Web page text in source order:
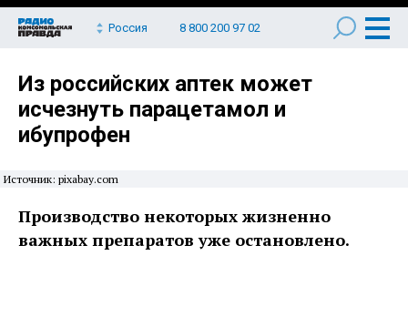
Россия 8 800 200 97 02
Из российских аптек может
исчезнуть парацетамол и
ибупрофен
Источник: pixabay.com
Производство некоторых жизненно
важных препаратов уже остановлено.